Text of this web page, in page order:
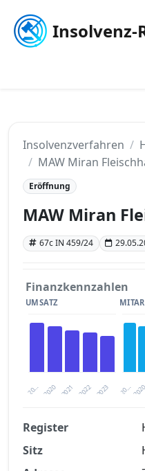
Insolvenz-
Insolvenzverfahren
MAW Miran
Eröffnung
MAW Miran
67c IN 459/24
Finanzkennzahlen
UMSATZ
20… 2021 2023
2020 2022 20…2020
Register
Sitz